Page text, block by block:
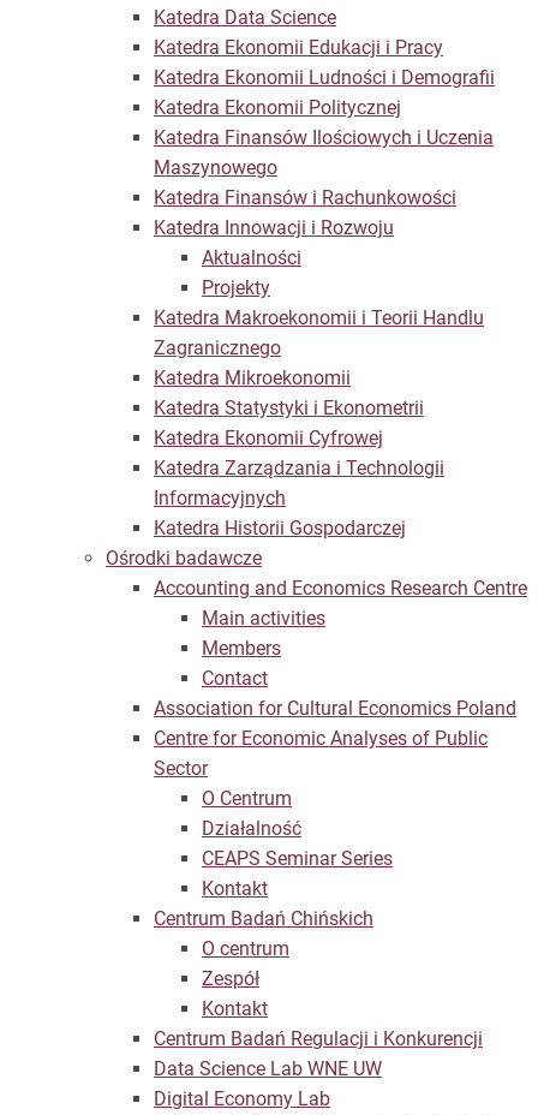
Katedra Data Science
Katedra Ekonomii Edukacji i Pracy
Katedra Ekonomii Ludności i Demografii
Katedra Ekonomii Politycznej
Katedra Finansów Ilościowych i Uczenia
Maszynowego
Katedra Finansów i Rachunkowości
Katedra Innowacji i Rozwoju
Aktualności
Projekty
Katedra Makroekonomii i Teorii Handlu
Zagranicznego
Katedra Mikroekonomii
Katedra Statystyki i Ekonometrii
Katedra Ekonomii Cyfrowej
Katedra Zarządzania i Technologii
Informacyjnych
Katedra Historii Gospodarczej
Ośrodki badawcze
Accounting and Economics Research Centre
Main activities
Members
Contact
Association for Cultural Economics Poland
Centre for Economic Analyses of Public
Sector
O Centrum
Działalność
CEAPS Seminar Series
Kontakt
Centrum Badań Chińskich
O centrum
Zespół
Kontakt
Centrum Badań Regulacji i Konkurencji
Data Science Lab WNE UW
Digital Economy Lab